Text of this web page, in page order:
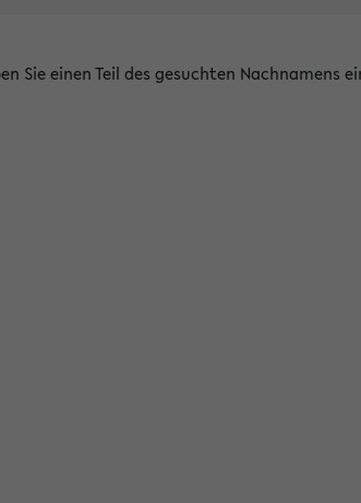
Sie einen Teil des gesuchten Nachnamens